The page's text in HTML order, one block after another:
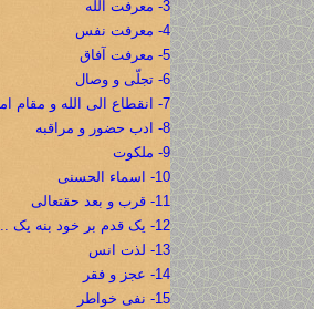
3- معرفت الله
4- معرفت نفس
5- معرفت آفاق
6- تجلّی و وصال
7- انقطاع الی الله و مقام امن
8- ادب حضور و مراقبه
9- ملکوت
10- اسماء الحسنی
11- قرب و بعد حقتعالی
12- یک قدم بر خود بنه یک ...
13- لذت انس
14- عجز و فقر
15- نفی خواطر